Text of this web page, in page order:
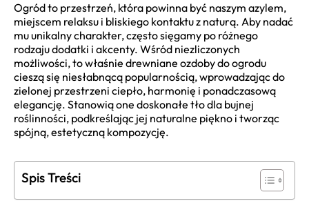
Ogród to przestrzeń, która powinna być naszym azylem,
miejscem relaksu i bliskiego kontaktu z naturą. Aby nadać
mu unikalny charakter, często sięgamy po różnego
rodzaju dodatki i akcenty. Wśród niezliczonych
możliwości, to właśnie drewniane ozdoby do ogrodu
cieszą się niesłabnącą popularnością, wprowadzając do
zielonej przestrzeni ciepło, harmonię i ponadczasową
elegancję. Stanowią one doskonałe tło dla bujnej
roślinności, podkreślając jej naturalne piękno i tworząc
spójną, estetyczną kompozycję.
Spis Treści